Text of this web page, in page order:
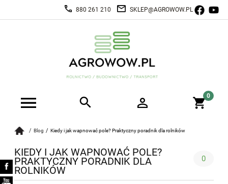
880 261 210 SKLEP@AGROWOW.PL
Blog Kiedy i jak wapnować pole? Praktyczny poradnik dla rolników
KIEDY I JAK WAPNOWAĆ POLE?
PRAKTYCZNY PORADNIK DLA
ROLNIKÓW
0